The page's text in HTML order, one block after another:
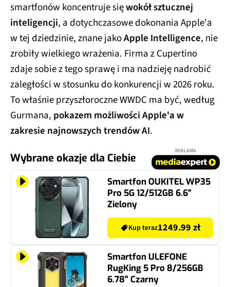
smartfonów koncentruje sięwokół sztucznej
inteligencji, a dotychczasowe dokonania Apple'a
w tej dziedzinie, znane jakoApple Intelligence, nie
zrobiły wielkiego wrażenia. Firma z Cupertino
zdaje sobie z tego sprawę i ma nadzieję nadrobić
zaległości w stosunku do konkurencji w 2026 roku.
To właśnie przyszłoroczne WWDC ma być, według
Gurmana, pokazem możliwości Apple'a w
zakresie najnowszych trendów AI.
Wybrane okazje dla Ciebie
REKLAMA
Smartfon OUKITEL WP35
Pro 5G 12/512GB 6.6"
Zielony
Kup teraz1249.99 zł
Smartfon ULEFONE
RugKing 5 Pro 8/256GB
6.78" Czarny